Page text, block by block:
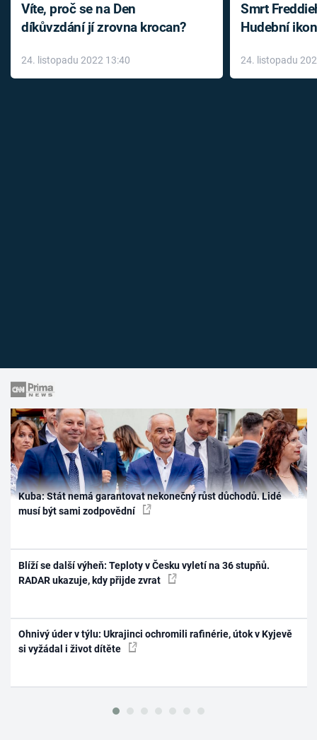
Víte, proč se na Den
díkůvzdání jí zrovna krocan?
24. listopadu 2022 13:40
Smrt
Hudební
léky
24. listopadu
Kuba: Stát nemá garantovat nekonečný růst důchodů. Lidé
musí být sami zodpovědní
Blíží se další výheň: Teploty v Česku vyletí na 36 stupňů.
RADAR ukazuje, kdy přijde zvrat
Ohnivý úder v týlu: Ukrajinci ochromili rafinérie, útok v Kyjevě
si vyžádal i život dítěte